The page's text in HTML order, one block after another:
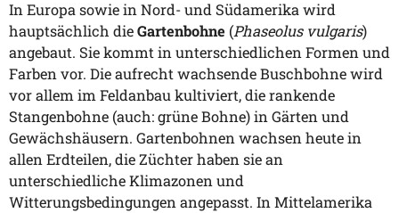
In Europa sowie in Nord- und Südamerika wird
hauptsächlich dieGartenbohne (Phaseolus vulgaris)
angebaut. Sie kommt in unterschiedlichen Formen und
Farben vor. Die aufrecht wachsende Buschbohne wird
vor allem im Feldanbau kultiviert, die rankende
Stangenbohne (auch: grüne Bohne) in Gärten und
Gewächshäusern. Gartenbohnen wachsen heute in
allen Erdteilen, die Züchter haben sie an
unterschiedliche Klimazonen und
Witterungsbedingungen angepasst. In Mittelamerika